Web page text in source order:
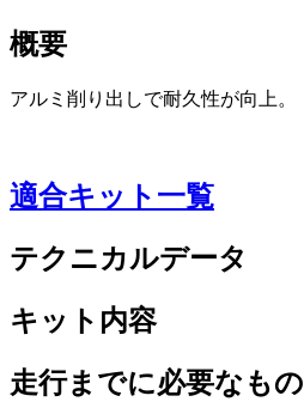
概要
アルミ削り出しで耐久性が向上。
適合キット一覧
テクニカルデータ
キット内容
走行までに必要なもの